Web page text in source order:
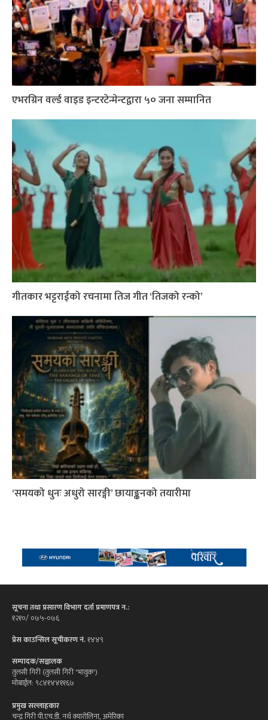
एभरग्रिन वर्ल्ड वाइड इन्टरटेन्मेन्टद्वारा ५० जना सम्मानित
गीतकार भट्टराईको रचनामा तिज गीत ‘तिजको रन्को’
‘समयको धुनः अधुरो सारङ्गी’ छायाङ्कनको तयारीमा
सूचना तथा प्रसारण विभाग दर्ता प्रमाणपत्र न.:
१२१०/ ०७५-०७६
प्रेस काउन्सिल सूचीकरण नं.१४४९
सम्पादक/सञ्चालक
तुलसी गिरी (तुलसी गिरी 'भावुक')
मोबाईल: ९८४१४४११६७
प्रमुख सल्लाहकार
चन्द्र गिरी पी.एच.डी. नर्थ क्यारोलिना, अमेरिका